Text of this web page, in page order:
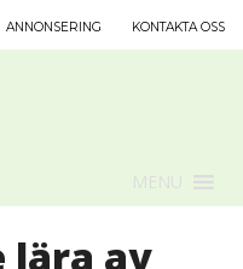
ANNONSERING KONTAKTA OSS
MENU
lära av